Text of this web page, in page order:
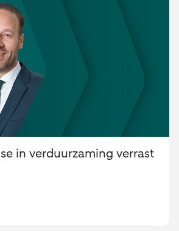
in verduurzaming verrast